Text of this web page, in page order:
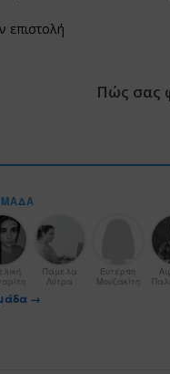
επιστολή
Πώς σας
Πάμελα
Λύτρα
Ευτέρπη
Μουζακίτη
→